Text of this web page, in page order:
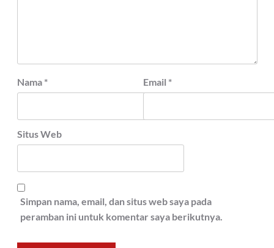
Nama * Email *
Situs Web
Simpan nama, email, dan situs web saya pada
peramban ini untuk komentar saya berikutnya.